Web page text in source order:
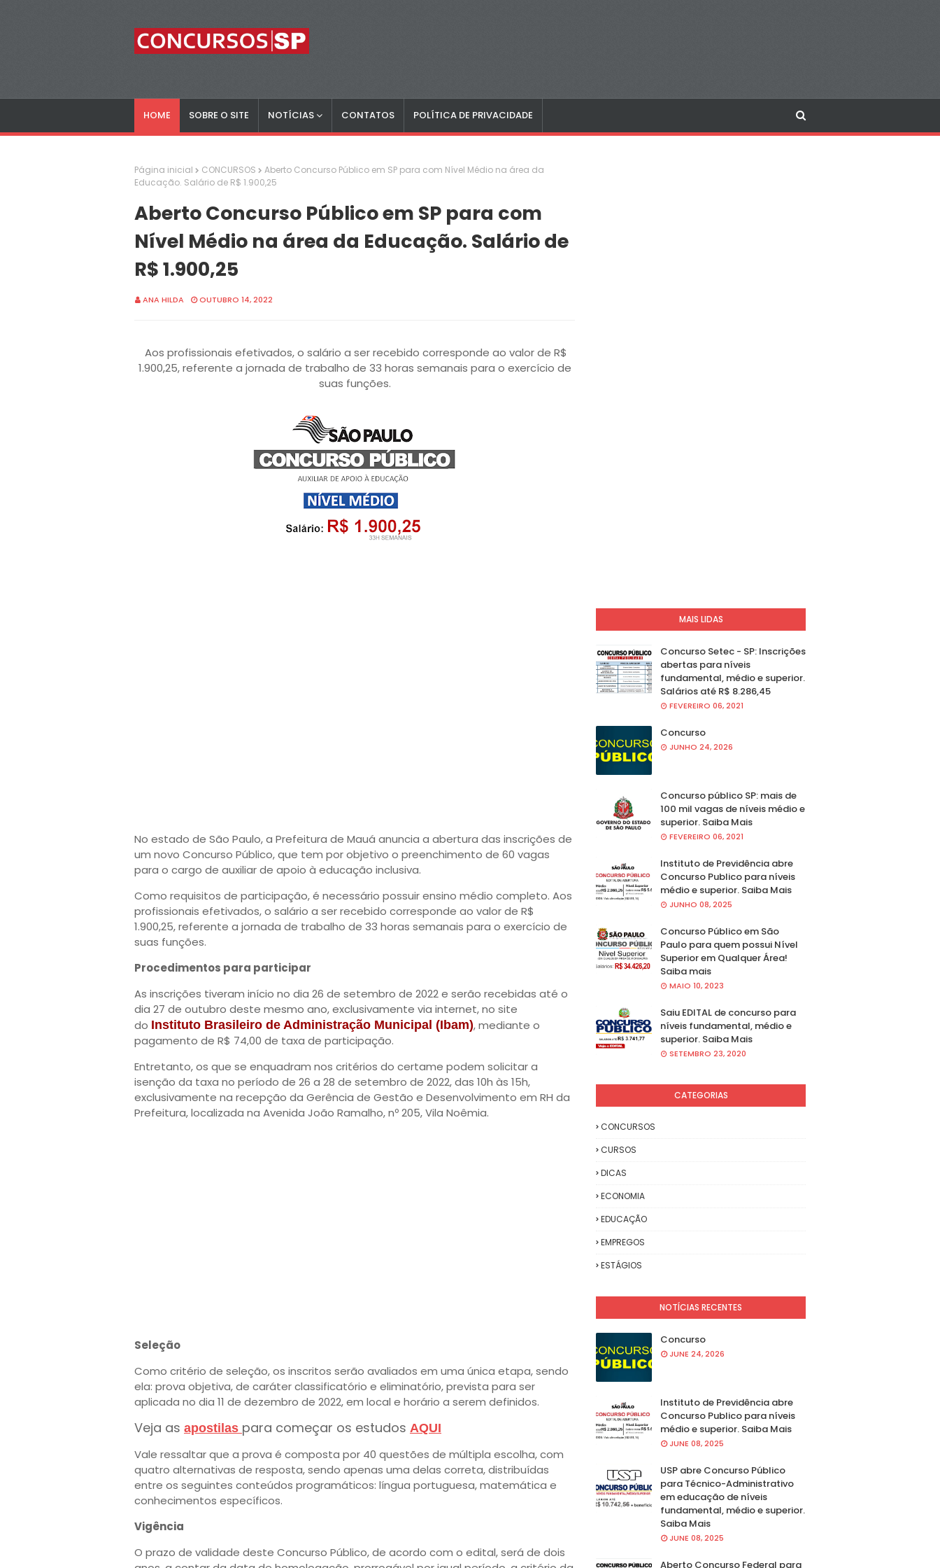
HOME SOBRE O SITE NOTÍCIAS CONTATOS POLÍTICA DE PRIVACIDADE
Página inicial CONCURSOS
Aberto Concurso Público em SP para com Nível Médio na área da
Educação. Salário de R$ 1.900,25
Aberto Concurso Público em SP para com
Nível Médio na área da Educação. Salário de
R$ 1.900,25
ANA HILDA OUTUBRO 14, 2022
Aos profissionais efetivados, o salário a ser recebido corresponde ao valor de R$
1.900,25, referente a jornada de trabalho de 33 horas semanais para o exercício de
suas funções.
No estado de São Paulo, a Prefeitura de Mauá anuncia a abertura das inscrições de
um novo Concurso Público, que tem por objetivo o preenchimento de 60 vagas
para o cargo de auxiliar de apoio à educação inclusiva.
Como requisitos de participação, é necessário possuir ensino médio completo. Aos
profissionais efetivados, o salário a ser recebido corresponde ao valor de R$
1.900,25, referente a jornada de trabalho de 33 horas semanais para o exercício de
suas funções.
Procedimentos para participar
As inscrições tiveram início no dia 26 de setembro de 2022 e serão recebidas até o
dia 27 de outubro deste mesmo ano, exclusivamente via internet, no site
do Instituto Brasileiro de Administração Municipal (Ibam), mediante o
pagamento de R$ 74,00 de taxa de participação.
Entretanto, os que se enquadram nos critérios do certame podem solicitar a
isenção da taxa no período de 26 a 28 de setembro de 2022, das 10h às 15h,
exclusivamente na recepção da Gerência de Gestão e Desenvolvimento em RH da
Prefeitura, localizada na Avenida João Ramalho, nº 205, Vila Noêmia.
Seleção
Como critério de seleção, os inscritos serão avaliados em uma única etapa, sendo
ela: prova objetiva, de caráter classificatório e eliminatório, prevista para ser
aplicada no dia 11 de dezembro de 2022, em local e horário a serem definidos.
Veja as apostilas para começar os estudos AQUI
Vale ressaltar que a prova é composta por 40 questões de múltipla escolha, com
quatro alternativas de resposta, sendo apenas uma delas correta, distribuídas
entre os seguintes conteúdos programáticos: língua portuguesa, matemática e
conhecimentos específicos.
Vigência
O prazo de validade deste Concurso Público, de acordo com o edital, será de dois
MAIS LIDAS
Concurso Setec - SP: Inscrições
abertas para níveis
fundamental, médio e superior.
Salários até R$ 8.286,45
FEVEREIRO 06, 2021
Concurso
JUNHO 24, 2026
Concurso público SP: mais de
100 mil vagas de níveis médio e
superior. Saiba Mais
FEVEREIRO 06, 2021
Instituto de Previdência abre
Concurso Publico para níveis
médio e superior. Saiba Mais
JUNHO 08, 2025
Concurso Público em São
Paulo para quem possui Nível
Superior em Qualquer Área!
Saiba mais
MAIO 10, 2023
Saiu EDITAL de concurso para
níveis fundamental, médio e
superior. Saiba Mais
SETEMBRO 23, 2020
CATEGORIAS
CONCURSOS
CURSOS
DICAS
ECONOMIA
EDUCAÇÃO
EMPREGOS
ESTÁGIOS
NOTÍCIAS RECENTES
Concurso
JUNE 24, 2026
Instituto de Previdência abre
Concurso Publico para níveis
médio e superior. Saiba Mais
JUNE 08, 2025
USP abre Concurso Público
para Técnico-Administrativo
em educação de níveis
fundamental, médio e superior.
Saiba Mais
JUNE 08, 2025
Aberto Concurso Federal para